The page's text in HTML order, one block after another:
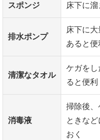
スポンジ 床下に
排水ポンプ
床下に
あると便
清潔なタオル
ケガをし
ると便利
消毒液
掃除後、
ときな
おく